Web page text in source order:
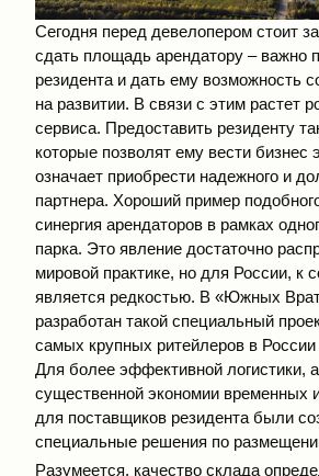
Сегодня перед девелопером стоит
сдать площадь арендатору – важно
резидента и дать ему возможность
на развитии. В связи с этим растет
сервиса. Предоставить резиденту
которые позволят ему вести бизнес
означает приобрести надежного и
партнера. Хороший пример
синергия арендаторов в рамках
парка. Это явление достаточно
мировой практике, но для России, к
является редкостью. В «Южных
разработан такой специальный
самых крупных ритейлеров в
Для более эффективной логистики,
существенной экономии временных
для поставщиков резидента были
специальные решения по
Разумеется, качество склада